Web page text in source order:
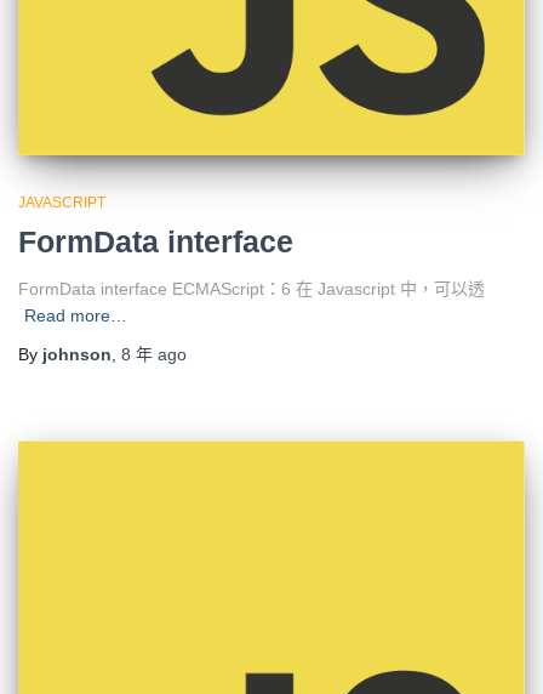
JAVASCRIPT
FormData interface
FormData interface ECMAScript：6 在 Javascript 中，可以透
Read more…
By johnson 8 年 ago